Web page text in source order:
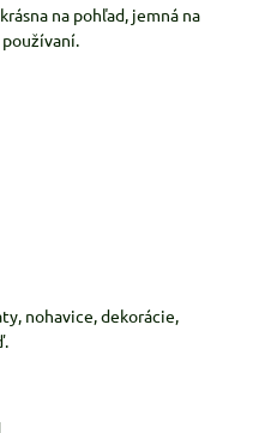
na pohľad, jemná na
nohavice, dekorácie,
atď.